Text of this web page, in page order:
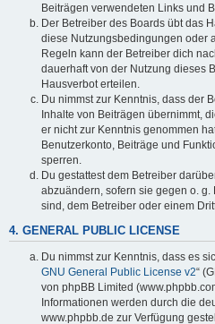
Beiträgen verwendeten Links und
Der Betreiber des Boards übt das
diese Nutzungsbedingungen oder
Regeln kann der Betreiber dich
dauerhaft von der Nutzung dieses
Hausverbot erteilen.
Du nimmst zur Kenntnis, dass der
Inhalte von Beiträgen übernimmt,
er nicht zur Kenntnis genommen
Benutzerkonto, Beiträge und
sperren.
Du gestattest dem Betreiber
abzuändern, sofern sie gegen o.
sind, dem Betreiber oder einem
4. GENERAL PUBLIC LICENSE
Du nimmst zur Kenntnis, dass es
GNU General Public License v2“
von phpBB Limited
Informationen werden durch die
www.phpbb.de zur Verfügung